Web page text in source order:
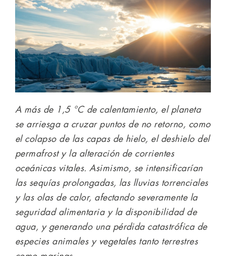
A más de 1,5 °C de calentamiento, el planeta
se arriesga a cruzar puntos de no retorno, como
el colapso de las capas de hielo, el deshielo del
permafrost y la alteración de corrientes
oceánicas vitales. Asimismo, se intensificarían
las sequías prolongadas, las lluvias torrenciales
y las olas de calor, afectando severamente la
seguridad alimentaria y la disponibilidad de
agua, y generando una pérdida catastrófica de
especies animales y vegetales tanto terrestres